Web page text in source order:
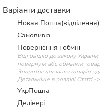
Варіанти доставки
Новая Пошта(відділення)
Самовивіз
Повернення і обмін
Відповідно до закону
повернути або обміняти
Зворотна доставка товарів
Детальніше в розділі Статті
УкрПошта
Делівері